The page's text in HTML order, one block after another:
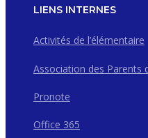
LIENS INTERNES
Activités de l’élémentaire
Association des Parents
Pronote
Office 365